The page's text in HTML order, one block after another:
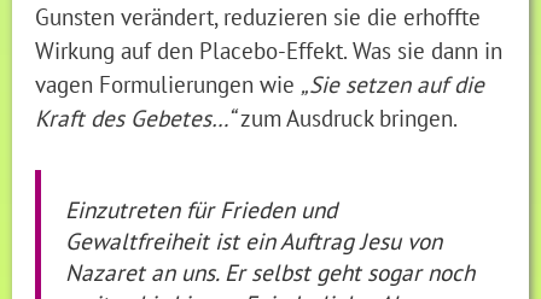
Gunsten verändert, reduzieren sie die erhoffte
Wirkung auf den Placebo-Effekt. Was sie dann in
vagen Formulierungen wie „Sie setzen auf die
Kraft des Gebetes…“zum Ausdruck bringen.
Einzutreten für Frieden und
Gewaltfreiheit ist ein Auftrag Jesu von
Nazaret an uns. Er selbst geht sogar noch